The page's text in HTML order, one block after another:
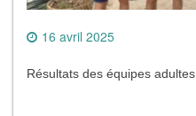
16 avril 2025
Résultats des équipes adultes